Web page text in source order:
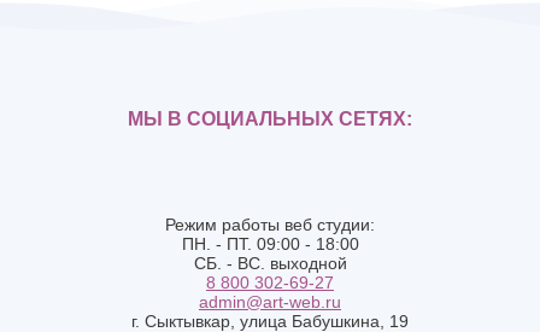
Режим работы веб студии:
ПН. - ПТ. 09:00 - 18:00
СБ. - ВС. выходной
8 800 302-69-27
admin@art-web.ru
г. Сыктывкар, улица Бабушкина, 19
МЫ В СОЦИАЛЬНЫХ СЕТЯХ: